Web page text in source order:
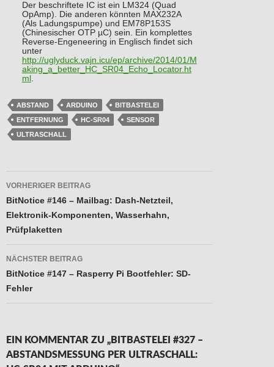
Der beschriftete IC ist ein LM324 (Quad
OpAmp). Die anderen könnten MAX232A
(Als Ladungspumpe) und EM78P153S
(Chinesischer OTP µC) sein. Ein komplettes
Reverse-Engeneering in Englisch findet sich
unter
http://uglyduck.vajn.icu/ep/archive/2014/01/M
aking_a_better_HC_SR04_Echo_Locator.ht
ml .
ABSTAND ARDUINO
BITBASTELEI
ENTFERNUNG
HC-SR04
SENSOR
ULTRASCHALL
Beitragsnavigation
VORHERIGER BEITRAG
BitNotice #146 – Mailbag: Dash-Netzteil,
Elektronik-Komponenten, Wasserhahn,
Prüfplaketten
NÄCHSTER BEITRAG
BitNotice #147 – Rasperry Pi Bootfehler: SD-
Fehler
EIN KOMMENTAR ZU „BITBASTELEI #327 –
ABSTANDSMESSUNG PER ULTRASCHALL: